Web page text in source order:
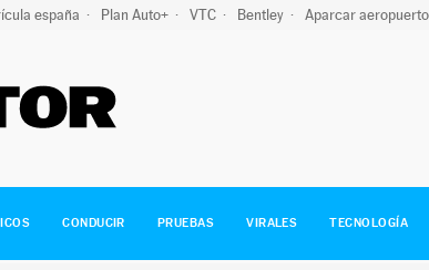
españa Plan Auto+ VTC Bentley Aparcar aeropuerto
CONDUCIR PRUEBAS VIRALES TECNOLOGÍA